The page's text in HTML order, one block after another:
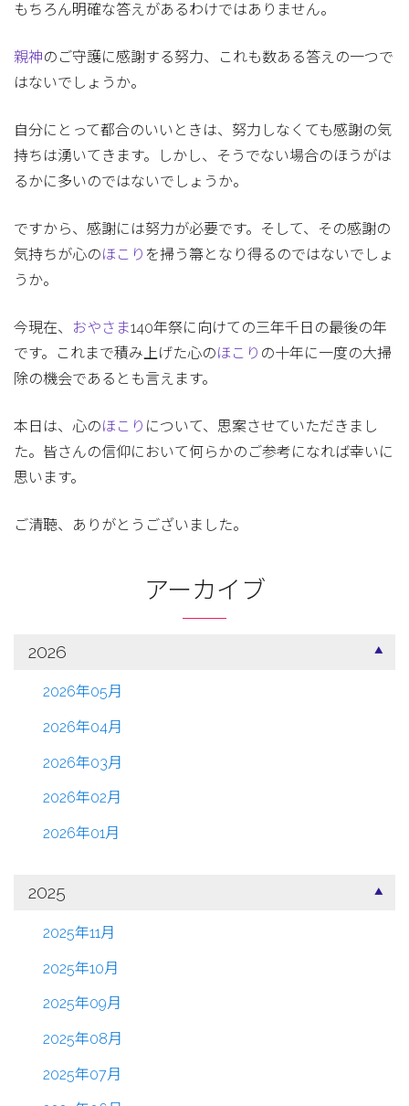
もちろん明確な答えがあるわけではありません。
親神のご守護に感謝する努力、これも数ある答えの一つで
はないでしょうか。
自分にとって都合のいいときは、努力しなくても感謝の気
持ちは湧いてきます。しかし、そうでない場合のほうがは
るかに多いのではないでしょうか。
ですから、感謝には努力が必要です。そして、その感謝の
気持ちが心のほこり を掃う箒となり得るのではないでしょ
うか。
今現在、 おやさま140年祭に向けての三年千日の最後の年
です。これまで積み上げた心のほこり の十年に一度の大掃
除の機会であるとも言えます。
本日は、心のほこり について、思案させていただきまし
た。皆さんの信仰において何らかのご参考になれば幸いに
思います。
ご清聴、ありがとうございました。
アーカイブ
2026
2026年05月
2026年04月
2026年03月
2026年02月
2026年01月
2025
2025年11月
2025年10月
2025年09月
2025年08月
2025年07月